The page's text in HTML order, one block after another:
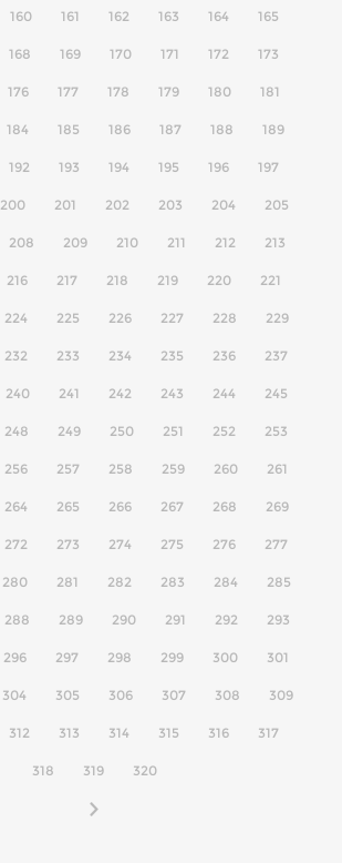
160 161 162 163 164 165
168 169 170 171 172 173
176 177 178 179 180 181
184 185 186 187 188 189
192 193 194 195 196 197
200 201 202 203 204 205
208 209 210 211 212 213
216 217 218 219 220 221
224 225 226 227 228 229
232 233 234 235 236 237
240 241 242 243 244 245
248 249 250 251 252 253
256 257 258 259 260 261
264 265 266 267 268 269
272 273 274 275 276 277
280 281 282 283 284 285
288 289 290 291 292 293
296 297 298 299 300 301
304 305 306 307 308 309
312 313 314 315 316 317
318 319 320